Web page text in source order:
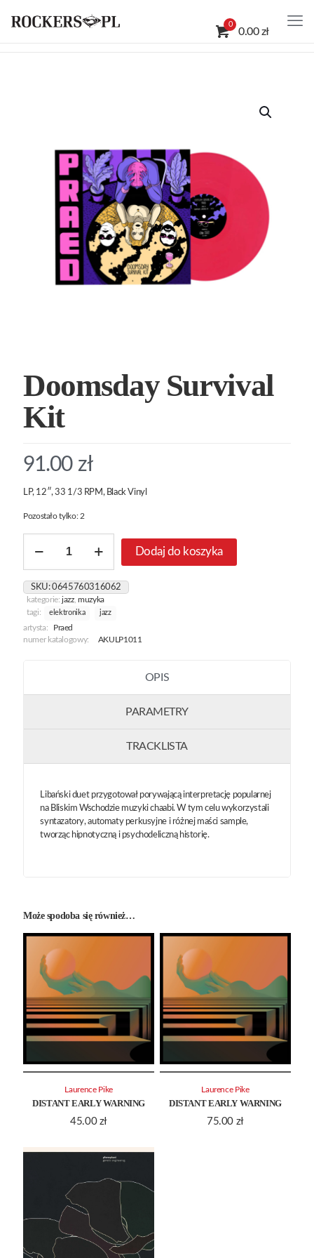
0
0.00 zł
Doomsday Survival
Kit
91.00 zł
LP, 12″, 33 1/3 RPM, Black Vinyl
Pozostało tylko: 2
Doomsday
Kit
Dodaj do koszyka
SKU:0645760316062
kategorie: jazz,muzyka
tagi:
elektronika jazz
artysta:
Praed
numer katalogowy:
AKULP1011
OPIS
PARAMETRY
TRACKLISTA
Libański duet przygotował porywającą interpretację popularnej
na Bliskim Wschodzie muzyki chaabi. W tym celu wykorzystali
syntazatory, automaty perkusyjne i różnej maści sample,
tworząc hipnotyczną i psychodeliczną historię.
Może spodoba się również…
DISTANT EARLY WARNING
45.00 zł
Laurence Pike
DISTANT EARLY WARNING
75.00 zł
Laurence Pike